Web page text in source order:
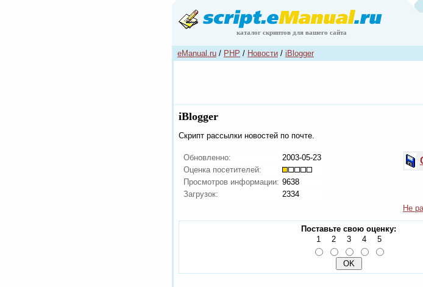
каталог скриптов для вашего сайта
eManual.ru / PHP / Новости / iBlogger
iBlogger
Скрипт рассылки новостей по почте.
Обновленно:
2003-05-23
Оценка посетителей:
Просмотров информации: 9638
Загрузок:
2334
Не
Поставьте свою оценку:
1
2 3 4 5